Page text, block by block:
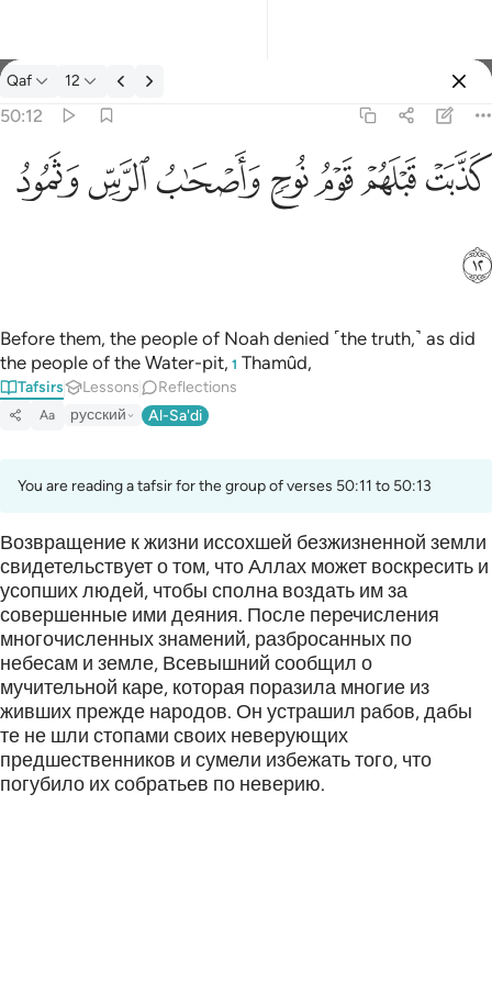
Tafsir: Qaf 50:12
Qaf 12
50:12
كذبت قبلهم قوم نوح واصحاب الرس وثمود ١٢
كَذَّبَتْ قَبْلَهُمْ قَوْمُ نُوحٍۢ وَأَصْحَـٰبُ ٱلرَّسِّ وَثَمُودُ ١٢
ﲫﲬﲭﲮﲯﲰﲱ
ﲲ
Before them, the people of Noah denied ˹the truth,˺ as did
the people of the Water-pit, 1 Thamûd,
Tafsirs Lessons Reflections
Aa русский Al-Sa'di
You are reading a tafsir for the group of verses 50:11 to 50:13
Возвращение к жизни иссохшей безжизненной земли
свидетельствует о том, что Аллах может воскресить и
усопших людей, чтобы сполна воздать им за
совершенные ими деяния. После перечисления
многочисленных знамений, разбросанных по
небесам и земле, Всевышний сообщил о
мучительной каре, которая поразила многие из
живших прежде народов. Он устрашил рабов, дабы
те не шли стопами своих неверующих
предшественников и сумели избежать того, что
погубило их собратьев по неверию.